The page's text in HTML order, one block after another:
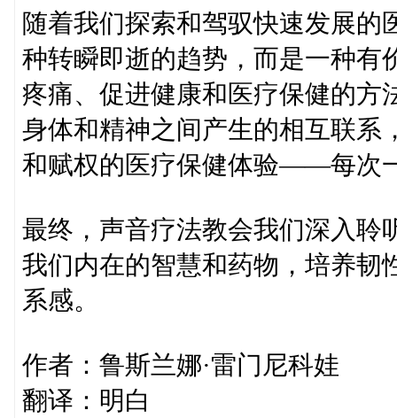
随着我们探索和驾驭快速发展的
种转瞬即逝的趋势，而是一种有
疼痛、促进健康和医疗保健的方
身体和精神之间产生的相互联系
和赋权的医疗保健体验——每次​​
最终，声音疗法教会我们深入聆
我们内在的智慧和药物，培养韧
系感。
作者：鲁斯兰娜·雷门尼科娃
翻译：明白